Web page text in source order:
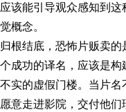
应该能引导观众感知到
觉概念。
归根结底，恐怖片贩卖
个成功的译名，应该是
不实的虚假门楼。当片
愿意走进影院，交付他